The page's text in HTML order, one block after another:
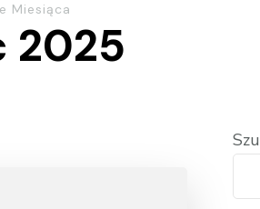
Miesiąca
2025